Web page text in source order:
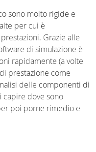
sono molto rigide e
per cui è
Grazie alle
di simulazione è
rapidamente (a volte
prestazione come
delle componenti di
dove sono
poi porne rimedio e